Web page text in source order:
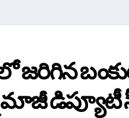
మాజీ డిప్యూటీ